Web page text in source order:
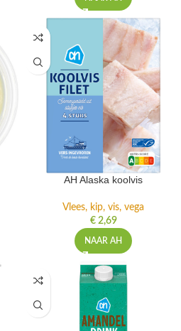
AH Alaska koolvis
Vlees, kip, vis, vega
€2,69
NAAR AH